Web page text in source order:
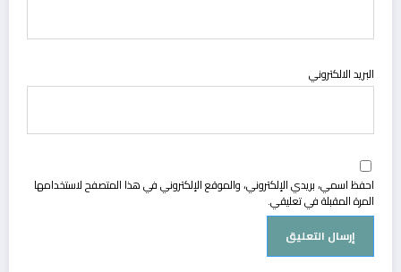
البريد الالكتروني
احفظ اسمي، بريدي الإلكتروني، والموقع الإلكتروني في هذا المتصفح لاستخدامها
المرة المقبلة في تعليقي.